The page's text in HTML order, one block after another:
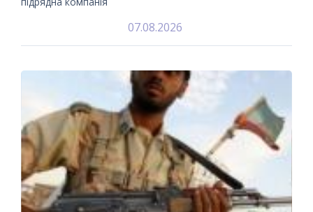
07.08.2026